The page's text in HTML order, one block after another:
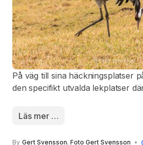
På väg till sina häckningsplatser
den specifikt utvalda lekplatser
115–130 cm lång, har ett
Läs mer …
By Gert Svensson. Foto Gert Svensson